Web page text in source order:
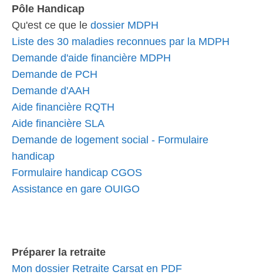
Pôle Handicap
Qu'est ce que le dossier MDPH
Liste des 30 maladies reconnues par la MDPH
Demande d'aide financière MDPH
Demande de PCH
Demande d'AAH
Aide financière RQTH
Aide financière SLA
Demande de logement social - Formulaire
handicap
Formulaire handicap CGOS
Assistance en gare OUIGO
Préparer la retraite
Mon dossier Retraite Carsat en PDF